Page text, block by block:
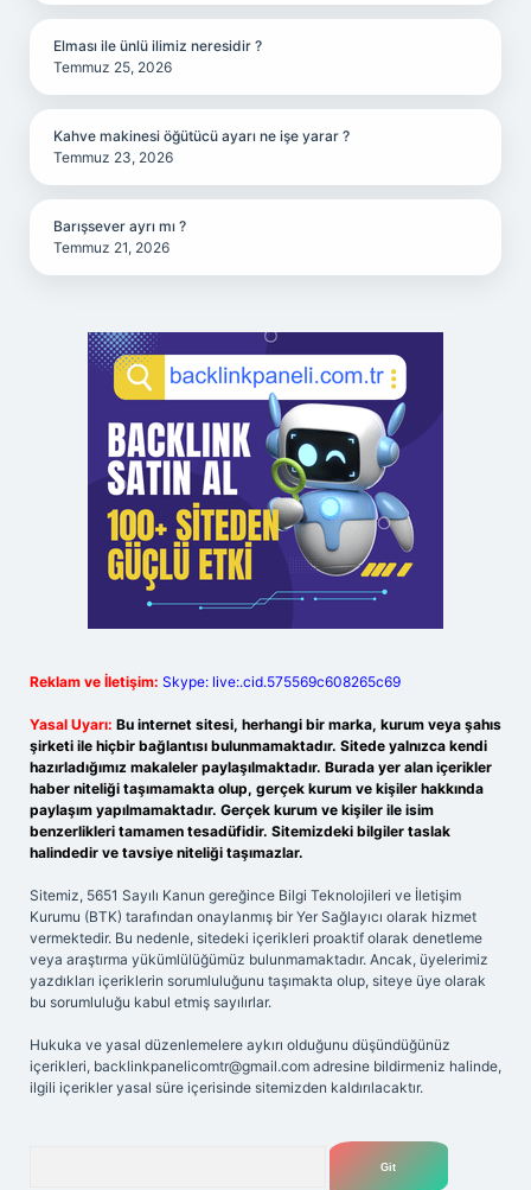
Elması ile ünlü ilimiz neresidir ?
Temmuz 25, 2026
Kahve makinesi öğütücü ayarı ne işe yarar ?
Temmuz 23, 2026
Barışsever ayrı mı ?
Temmuz 21, 2026
Reklam ve İletişim: Skype: live:.cid.575569c608265c69
Yasal Uyarı: Bu internet sitesi, herhangi bir marka, kurum veya şahıs
şirketi ile hiçbir bağlantısı bulunmamaktadır. Sitede yalnızca kendi
hazırladığımız makaleler paylaşılmaktadır. Burada yer alan içerikler
haber niteliği taşımamakta olup, gerçek kurum ve kişiler hakkında
paylaşım yapılmamaktadır. Gerçek kurum ve kişiler ile isim
benzerlikleri tamamen tesadüfidir. Sitemizdeki bilgiler taslak
halindedir ve tavsiye niteliği taşımazlar.
Sitemiz, 5651 Sayılı Kanun gereğince Bilgi Teknolojileri ve İletişim
Kurumu (BTK) tarafından onaylanmış bir Yer Sağlayıcı olarak hizmet
vermektedir. Bu nedenle, sitedeki içerikleri proaktif olarak denetleme
veya araştırma yükümlülüğümüz bulunmamaktadır. Ancak, üyelerimiz
yazdıkları içeriklerin sorumluluğunu taşımakta olup, siteye üye olarak
bu sorumluluğu kabul etmiş sayılırlar.
Hukuka ve yasal düzenlemelere aykırı olduğunu düşündüğünüz
içerikleri, backlinkpanelicomtr@gmail.com adresine bildirmeniz halinde,
ilgili içerikler yasal süre içerisinde sitemizden kaldırılacaktır.